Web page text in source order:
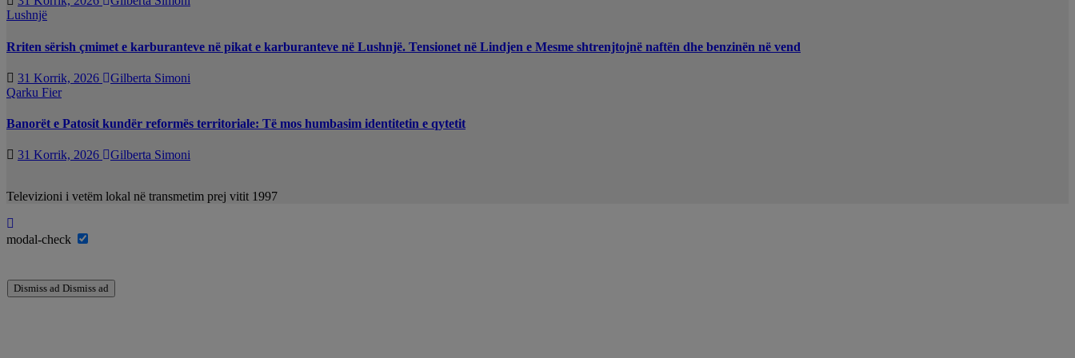
Lushnjë
Rriten sërish çmimet e karburanteve në pikat e karburanteve në Lushnjë. Tensionet në Lindjen e Mesme shtrenjtojnë naftën dhe benzinën në vend
31 Korrik, 2026
Gilberta Simoni
Qarku Fier
Banorët e Patosit kundër reformës territoriale: Të mos humbasim identitetin e qytetit
31 Korrik, 2026 Gilberta Simoni
Televizioni i vetëm lokal në transmetim prej vitit 1997
modal-check
Dismiss ad Dismiss ad